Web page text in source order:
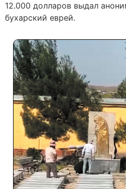
12.000 долларов выдал
бухарский еврей.